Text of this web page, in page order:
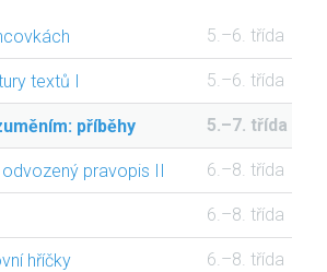
5.–6. třída
textů I 5.–6. třída
příběhy 5.–7. třída
pravopis II 6.–8. třída
6.–8. třída
hříčky 6.–8. třída